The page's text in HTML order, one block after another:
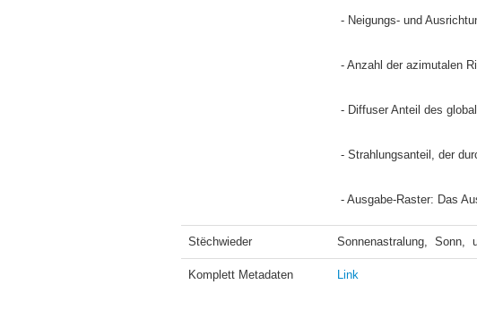
- Neigungs- und
- Anzahl der azimutalen
- Diffuser Anteil des
- Strahlungsanteil, der
- Ausgabe-Raster: Das
Stëchwieder Sonnenastralung,  Sonn,
Komplett Metadaten Link